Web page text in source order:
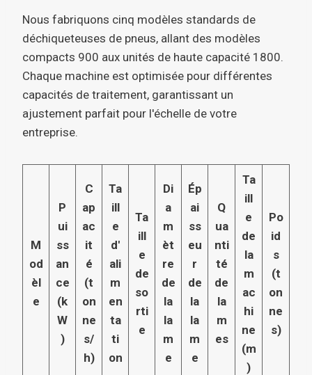
Nous fabriquons cinq modèles standards de
déchiqueteuses de pneus, allant des modèles
compacts 900 aux unités de haute capacité 1800.
Chaque machine est optimisée pour différentes
capacités de traitement, garantissant un
ajustement parfait pour l'échelle de votre
entreprise.
M
od
èl
e
P
ui
ss
an
ce
(k
W
)
C
ap
ac
it
é
(t
on
ne
s/
h)
Ta
ill
e
d'
ali
m
en
ta
ti
on
Ta
ill
e
de
so
rti
e
Di
a
m
èt
re
de
la
la
m
e
Ép
ai
ss
eu
r
de
la
la
m
e
Q
ua
nti
té
de
la
m
es
Ta
ill
e
de
la
m
ac
hi
ne
(m
)
Po
id
s
(t
on
ne
s)